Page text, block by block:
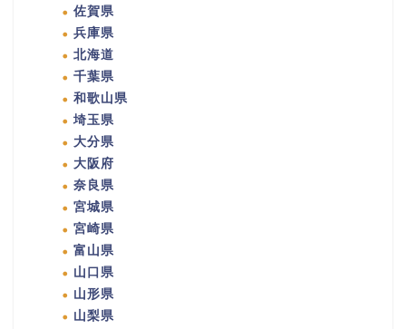
佐賀県
兵庫県
北海道
千葉県
和歌山県
埼玉県
大分県
大阪府
奈良県
宮城県
宮崎県
富山県
山口県
山形県
山梨県